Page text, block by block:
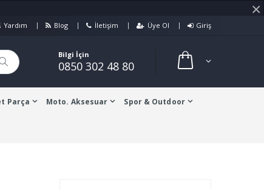
×
Yardım Blog İletişim Üye Ol Giriş
Bilgi İçin
0850 302 48 80
Parça Moto. Aksesuar Spor & Outdoor